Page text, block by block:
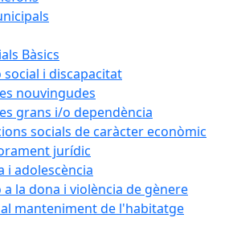
Bàsics
social i discapacitat
nouvingudes
grans i/o dependència
socials de caràcter econòmic
jurídic
i adolescència
a la dona i violència de gènere
manteniment de l'habitatge